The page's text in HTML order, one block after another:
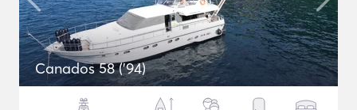
Canados 58 ('94)